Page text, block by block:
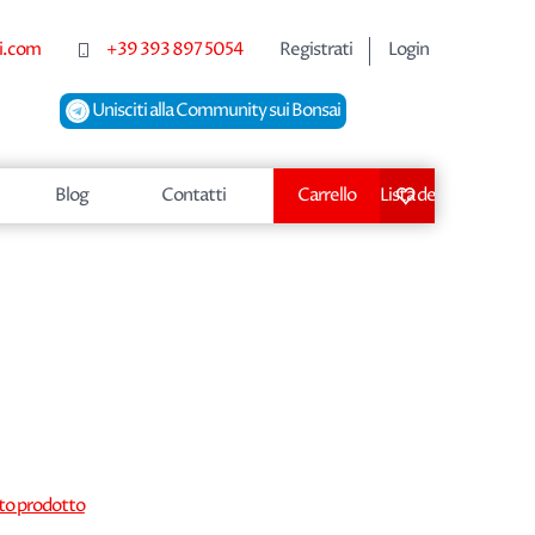
+39 393 897 5054 Registrati Login
Unisciti alla Community sui Bonsai
Blog Contatti Carrello Lista dei desideri
prodotto